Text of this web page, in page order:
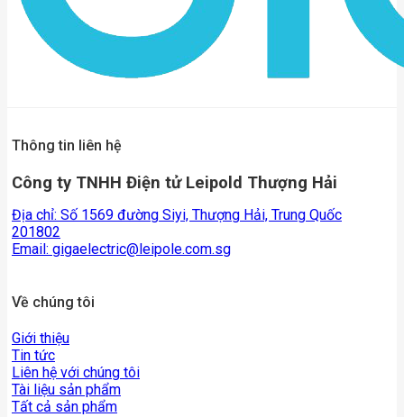
Thông tin liên hệ
Công ty TNHH Điện tử Leipold Thượng Hải
Địa chỉ: Số 1569 đường Siyi, Thượng Hải, Trung Quốc
201802
Email: gigaelectric@leipole.com.sg
Về chúng tôi
Giới thiệu
Tin tức
Liên hệ với chúng tôi
Tài liệu sản phẩm
Tất cả sản phẩm